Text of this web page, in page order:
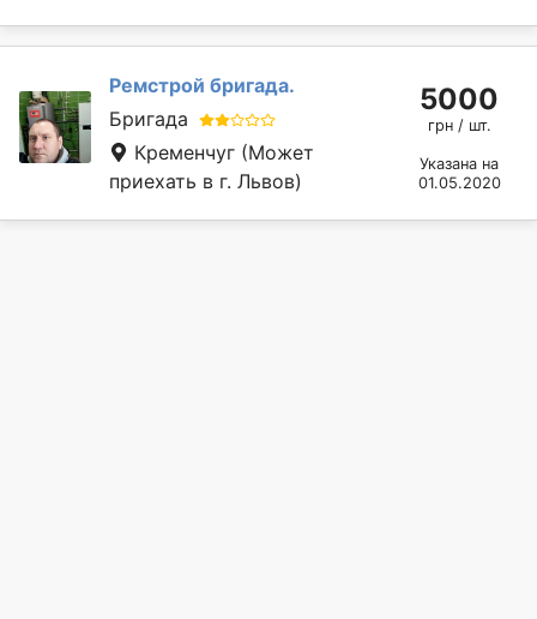
Ремстрой бригада.
Бригада
Кременчуг (Может
приехать в г. Львов)
5000
грн / шт.
Указана на
01.05.2020